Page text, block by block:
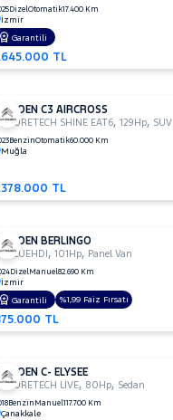
DizelOtomatik17.400 Km
İzmir
TL
Garantili
C3 AIRCROSS
PURETECH SHINE EAT6,129Hp, SUV
BenzinOtomatik60.000 Km
Muğla
TL
BERLINGO
BLUEHDI ,101Hp, Panel Van
DizelManuel82.690 Km
İzmir
TL
Garantili %1,99 Faiz Fırsatı
C- ELYSEE
PURETECH LİVE, 80Hp, Sedan
Benzin Manuel117.700 Km
Çanakkale